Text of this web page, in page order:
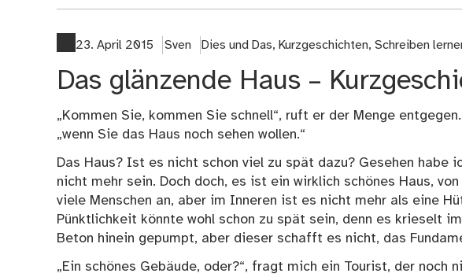
23. April 2015 Sven Dies und Das, Kurzgeschichten,Schreiben
Das glänzende Haus –
„Kommen Sie, kommen Sie schnell“, ruft er der Menge
„wenn Sie das Haus noch sehen wollen.“
Das Haus? Ist es nicht schon viel zu spät dazu? Gesehen habe
nicht mehr sein. Doch doch, es ist ein wirklich schönes Haus,
viele Menschen an, aber im Inneren ist es nicht mehr als eine
Pünktlichkeit könnte wohl schon zu spät sein, denn es krieselt
Beton hinein gepumpt, aber dieser schafft es nicht, das
„Ein schönes Gebäude, oder?“, fragt mich ein Tourist, der noch